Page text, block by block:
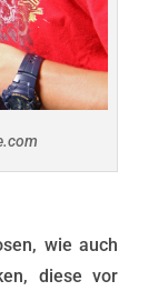
wie auch
diese vor